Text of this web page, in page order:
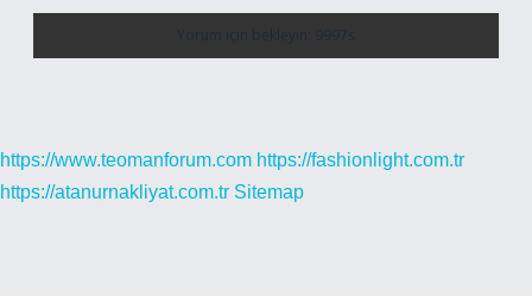
https://www.teomanforum.com https://fashionlight.com.tr
https://atanurnakliyat.com.tr Sitemap